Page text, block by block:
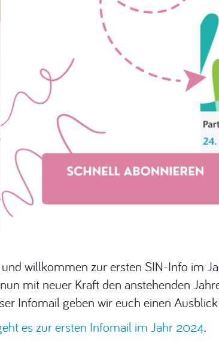
willkommen zur ersten SIN-Info im
mit neuer Kraft den anstehenden
Infomail geben wir euch einen
es zur ersten Infomail im Jahr 2024.